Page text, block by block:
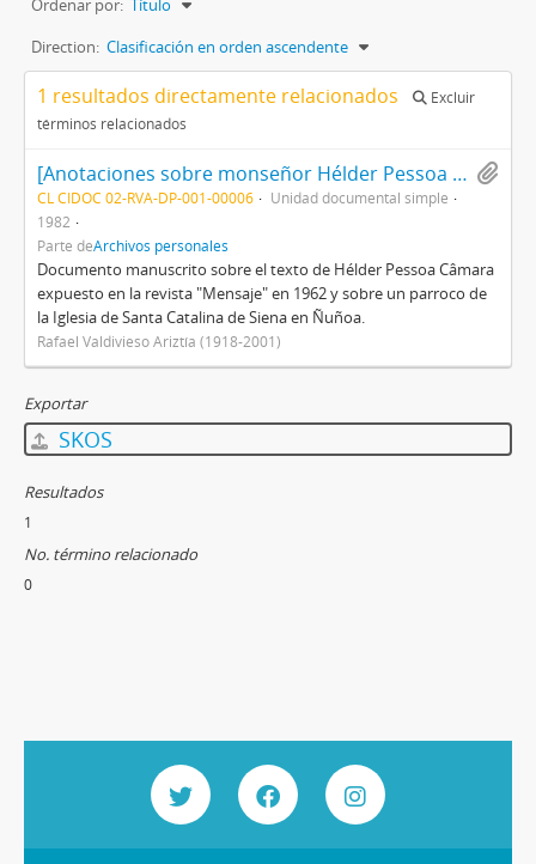
Ordenar por: Título
Direction: Clasificación en orden ascendente
1 resultados directamente relacionados
Excluir
términos relacionados
[Anotaciones sobre monseñor Hélder Pessoa Câmara]
CL CIDOC 02-RVA-DP-001-00006
Unidad documental simple
1982
Parte deArchivos personales
Documento manuscrito sobre el texto de Hélder Pessoa Câmara
expuesto en la revista "Mensaje" en 1962 y sobre un parroco de
la Iglesia de Santa Catalina de Siena en Ñuñoa.
Rafael Valdivieso Ariztía (1918-2001)
Exportar
SKOS
Resultados
1
No. término relacionado
0